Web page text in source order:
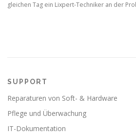
gleichen Tag ein Lixpert-Techniker an der
SUPPORT
Reparaturen von Soft- & Hardware
Pflege und Überwachung
IT-Dokumentation